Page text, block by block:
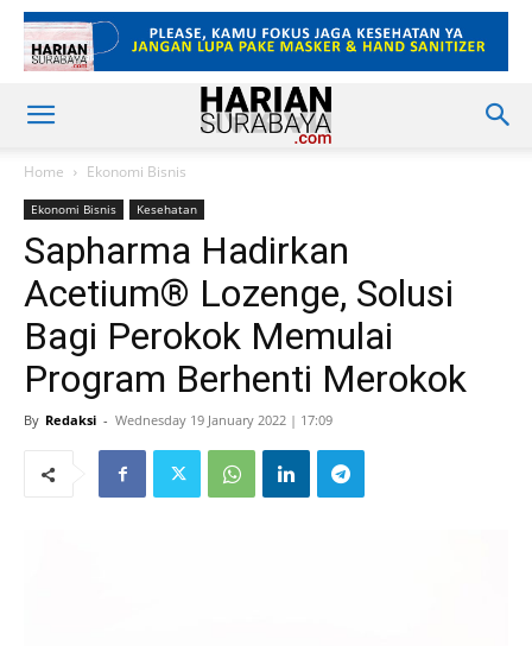
Home Ekonomi Bisnis
Ekonomi Bisnis Kesehatan
Sapharma Hadirkan
Acetium®️ Lozenge, Solusi
Bagi Perokok Memulai
Program Berhenti Merokok
By Redaksi - Wednesday 19 January 2022 | 17:09